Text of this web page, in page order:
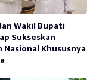
Wakil Bupati
Sukseskan
Nasional Khususnya